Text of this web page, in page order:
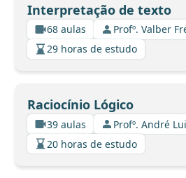
Interpretação de texto
68 aulas
Profº. Valber
29 horas de estudo
Raciocínio Lógico
39 aulas
Profº. André
20 horas de estudo